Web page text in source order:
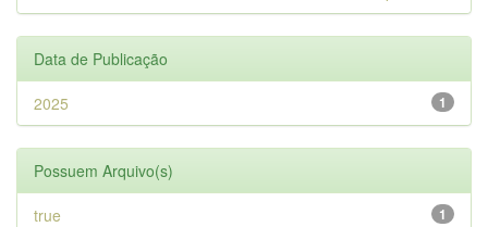
Data de Publicação
1
2025
Possuem Arquivo(s)
1
true